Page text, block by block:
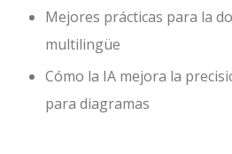
Mejores prácticas para la
multilingüe
Cómo la IA mejora la
para diagramas